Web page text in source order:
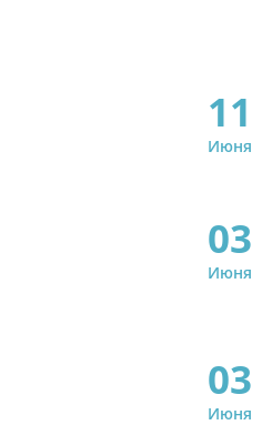
11
Июня
03
Июня
03
Июня